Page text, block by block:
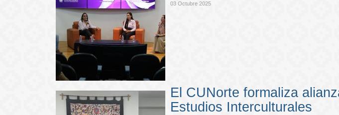
03 Octubre 2025
El CUNorte formaliza
Estudios Interculturales